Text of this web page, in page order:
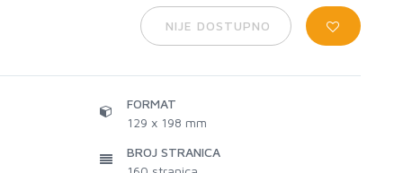
NIJE DOSTUPNO
FORMAT
129 x 198 mm
BROJ STRANICA